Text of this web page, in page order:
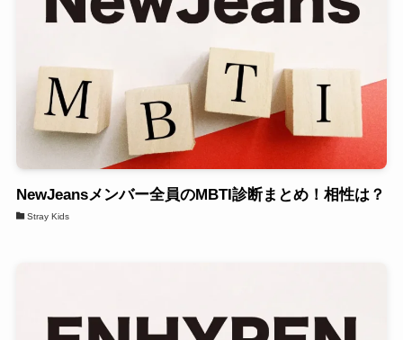
NewJeansメンバー全員のMBTI診断まとめ！相性は？
Stray Kids